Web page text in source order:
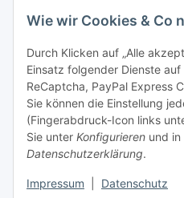
Tel: +49 (0) 5132 8230689
E-Mail:mail@texcorner.de
Wie wir Cookies & Co
Durch Klicken auf „Alle
Einsatz folgender Dienste auf
ReCaptcha, PayPal Express
Sie können die Einstellung
(Fingerabdruck-Icon links
Sie unter Konfigurieren und in
Datenschutzerklärung.
Impressum Datenschutz